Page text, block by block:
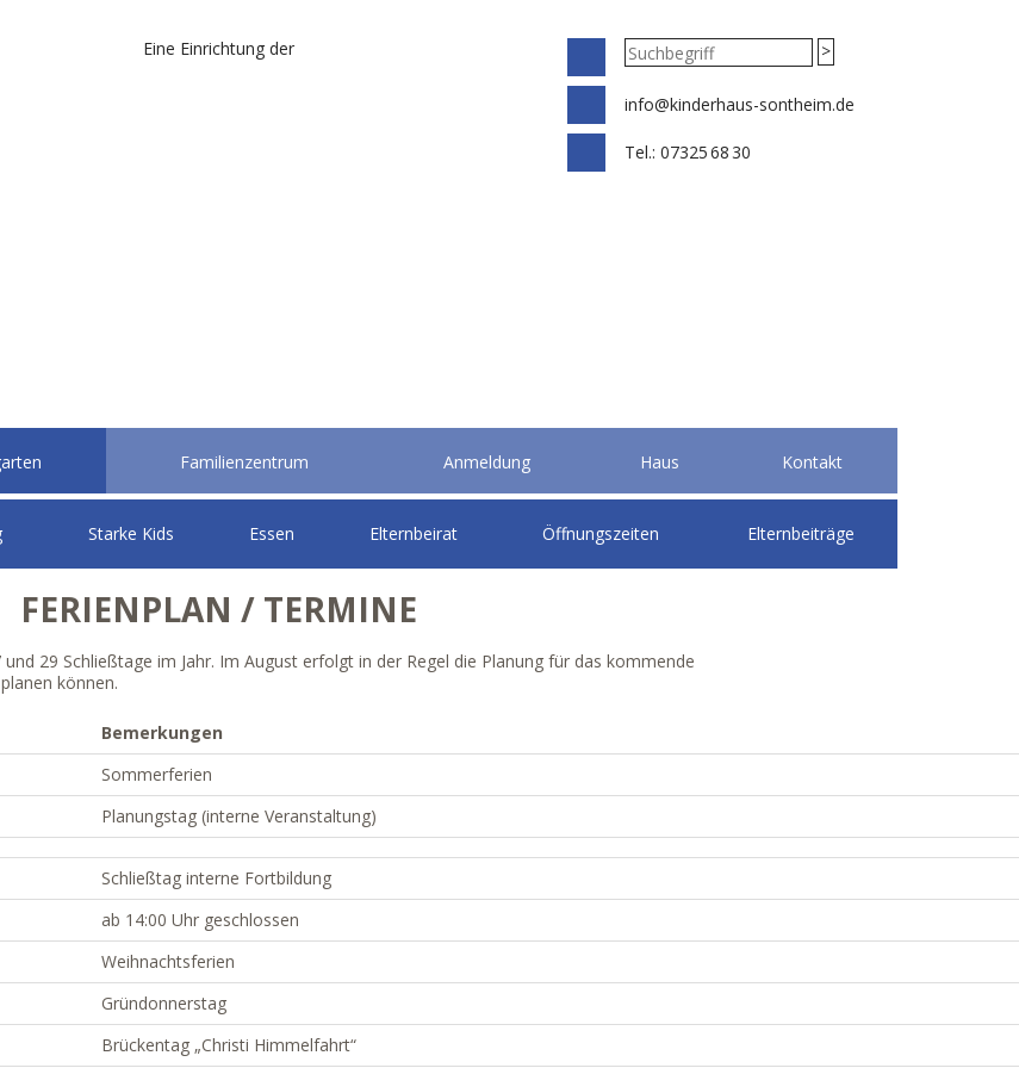
Eine Einrichtung der
info@kinderhaus-sontheim.de
Tel.:07325 68 30
Starke Kids Essen Elternbeirat Öffnungszeiten Elternbeiträge
Familienzentrum Anmeldung Haus Kontakt
FERIENPLAN / TERMINE
29 Schließtage im Jahr. Im August erfolgt in der Regel die Planung für das kommende
können.
Bemerkungen
Sommerferien
Planungstag (interne Veranstaltung)
Schließtag interne Fortbildung
ab 14:00 Uhr geschlossen
Weihnachtsferien
Gründonnerstag
Brückentag „Christi Himmelfahrt“